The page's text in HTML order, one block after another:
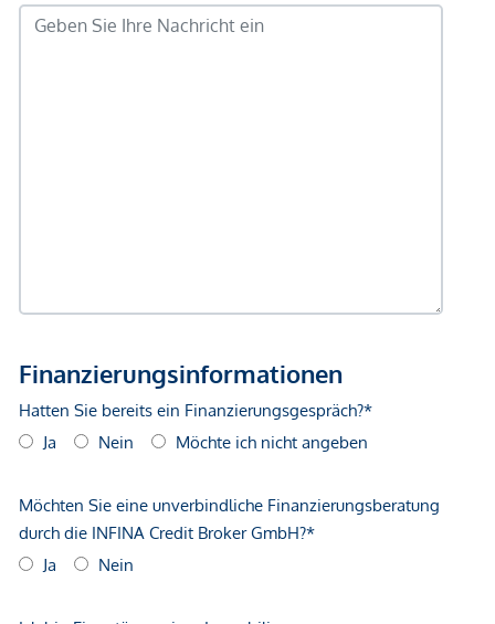
Verkehr
Vertragsabschluss resultierende Rechte sind ausschließlich
gegenüber dem anbietenden Immobilienunternehmen
geltend zu machen. Wir weisen Sie darauf hin, dass die
gemachten Angaben und Informationen lediglich
Gewähr erfolgen. Der Vermittler ist als Doppelmakler tätig.